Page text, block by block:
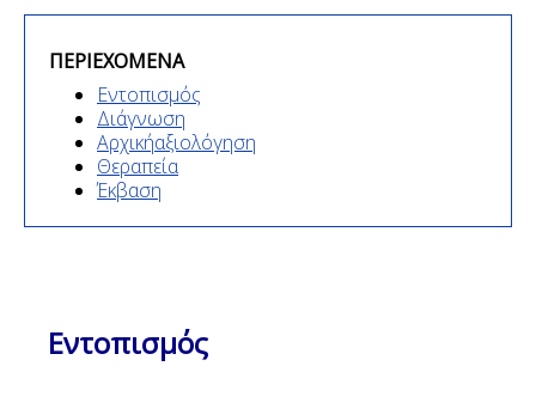
ΠΕΡΙΕΧΟΜΕΝΑ
Εντοπισμός
Διάγνωση
Αρχικήαξιολόγηση
Θεραπεία
Έκβαση
Εντοπισμός